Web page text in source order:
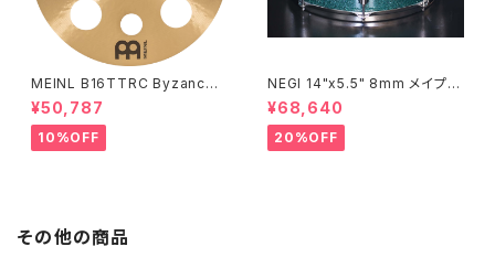
MEINL B16TTRC Byzance
Traditional Trash Crash 16"
¥50,787
10%OFF
NEGI 14"x5.5" 8mm メイプル
MR1455PI8-S2DMS
¥68,640
20%OFF
その他の商品